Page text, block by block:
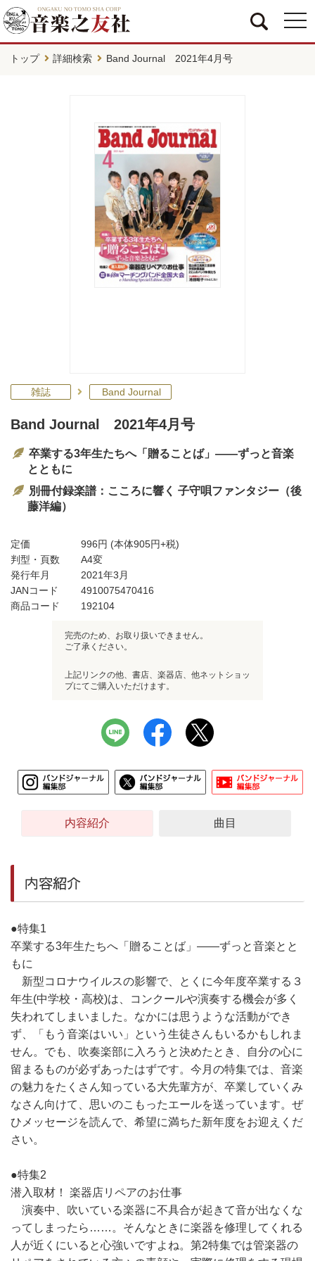
トップ 詳細検索 Band Journal 2021年4月号
雑誌 Band Journal
Band Journal 2021年4月号
卒業する3年生たちへ「贈ることば」――ずっと音楽
とともに
別冊付録楽譜：こころに響く 子守唄ファンタジー（後
藤洋編）
定価 996円 (本体905円+税)
判型・頁数
A4変
発行年月
2021年3月
JANコード
4910075470416
商品コード
192104
完売のため、お取り扱いできません。
ご了承ください。
上記リンクの他、書店、楽器店、他ネットショッ
プにてご購入いただけます。
内容紹介 曲目
内容紹介
●特集1
卒業する3年生たちへ「贈ることば」――ずっと音楽とと
もに
新型コロナウイルスの影響で、とくに今年度卒業する３
年生(中学校・高校)は、コンクールや演奏する機会が多く
失われてしまいました。なかには思うような活動ができ
ず、「もう音楽はいい」という生徒さんもいるかもしれま
せん。でも、吹奏楽部に入ろうと決めたとき、自分の心に
留まるものが必ずあったはずです。今月の特集では、音楽
の魅力をたくさん知っている大先輩方が、卒業していくみ
なさん向けて、思いのこもったエールを送っています。ぜ
ひメッセージを読んで、希望に満ちた新年度をお迎えくだ
さい。
●特集2
潜入取材！ 楽器店リペアのお仕事
演奏中、吹いている楽器に不具合が起きて音が出なくな
ってしまったら……。そんなときに楽器を修理してくれる
人が近くにいると心強いですよね。第2特集では管楽器の